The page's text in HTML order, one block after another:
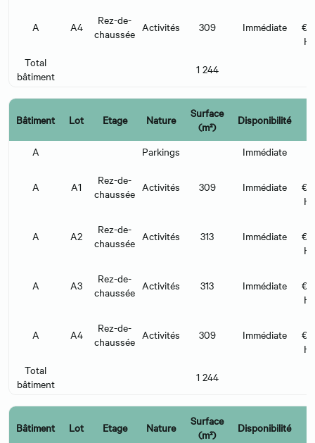
A A4
Rez-de-
chaussée Activités 309 Immédiate
€/
Total
bâtiment
1 244
Bâtiment Lot Etage Nature
Surface
(m²)
Disponibilité
A Parkings Immédiate
A A1
Rez-de-
chaussée Activités 309 Immédiate
€/
A A2
Rez-de-
chaussée Activités 313 Immédiate
€/
A A3
Rez-de-
chaussée Activités 313 Immédiate
€/
A A4
Rez-de-
chaussée Activités 309 Immédiate
€/
Total
bâtiment
1 244
Bâtiment Lot Etage Nature
Surface
(m²)
Disponibilité